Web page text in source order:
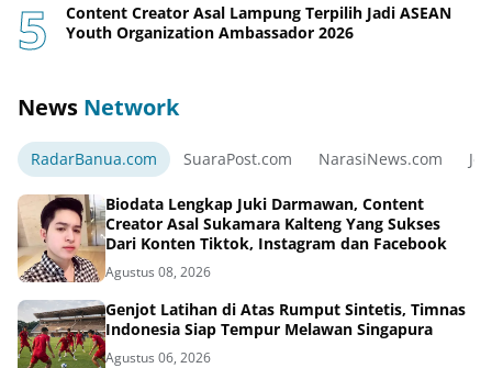
Content Creator Asal Lampung Terpilih Jadi ASEAN
Youth Organization Ambassador 2026
News Network
RadarBanua.com SuaraPost.com NarasiNews.com
Biodata Lengkap Juki Darmawan, Content
Creator Asal Sukamara Kalteng Yang Sukses
Dari Konten Tiktok, Instagram dan Facebook
Agustus 08, 2026
Genjot Latihan di Atas Rumput Sintetis, Timnas
Indonesia Siap Tempur Melawan Singapura
Agustus 06, 2026